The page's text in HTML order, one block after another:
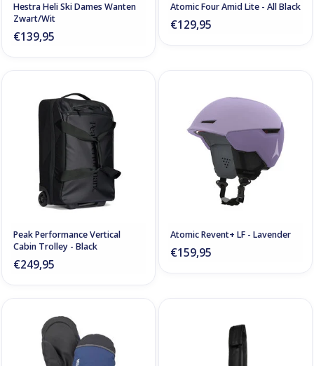
Hestra Heli Ski Dames Wanten
Zwart/Wit
€139,95
Atomic Four Amid Lite - All Black
€129,95
Peak Performance Vertical
Cabin Trolley - Black
€249,95
Atomic Revent+ LF - Lavender
€159,95